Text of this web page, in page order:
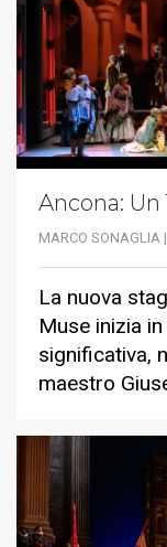
Ancona:
MARCO
La nuova
Muse inizia
significativa,
maestro